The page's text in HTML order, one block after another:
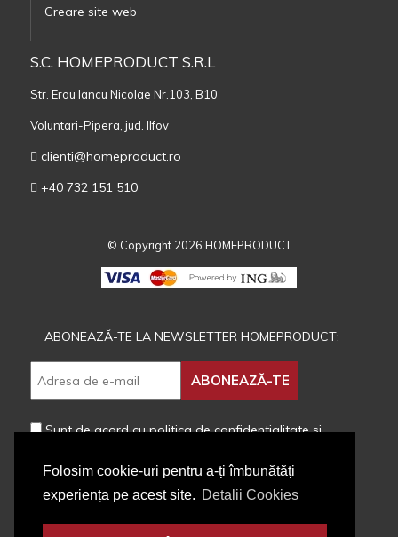
Folosim cookie-uri pentru a-ți îmbunătăți
experiența pe acest site. Detalii Cookies
Creare site web
S.C. HOMEPRODUCT S.R.L
Str. Erou Iancu Nicolae Nr.103, B10
Voluntari-Pipera, jud. Ilfov
clienti@homeproduct.ro
+40 732 151 510
© Copyright 2026 HOMEPRODUCT
ABONEAZĂ-TE LA NEWSLETTER HOMEPRODUCT:
Sunt de acord cupolitica de confidentialitatesi
prelucrarea datelor cu caracter personal